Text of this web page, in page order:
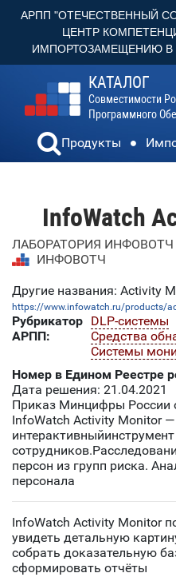
АРПП "ОТЕЧЕСТВЕННЫЙ
ЦЕНТР
ИМПОРТОЗАМЕЩЕНИЮ В
КАТАЛОГ
Совместимости
Программного
Продукты
InfoWatch
ЛАБОРАТОРИЯ ИНФОВОТЧ
ИНФОВОТЧ
Другие названия: Activity
https://www.infowatch.ru/products/
Рубрикатор
АРПП:
DLP-системы
Средства
Системы
Номер в Едином Реестре
Дата решения: 21.04.2021
Приказ Минцифры России
InfoWatch Activity Monitor —
персон из групп риска.
персонала
InfoWatch Activity Monitor
увидеть детальную
собрать доказательную
сформировать отчёты